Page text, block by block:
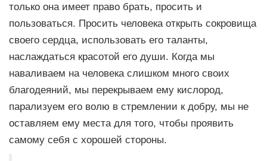
только она имеет право брать, просить и
пользоваться. Просить человека открыть сокровища
своего сердца, использовать его таланты,
наслаждаться красотой его души. Когда мы
наваливаем на человека слишком много своих
благодеяний, мы перекрываем ему кислород,
парализуем его волю в стремлении к добру, мы не
оставляем ему места для того, чтобы проявить
самому себя с хорошей стороны.